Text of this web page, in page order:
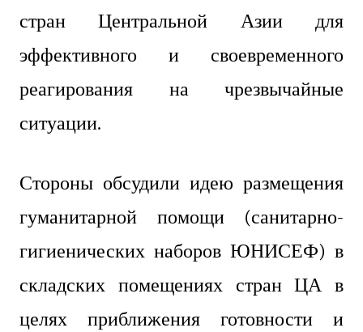
стран Центральной Азии для
эффективного и своевременного
реагирования на чрезвычайные
ситуации.
Стороны обсудили идею размещения
гуманитарной помощи (санитарно-
гигиенических наборов ЮНИСЕФ) в
складских помещениях стран ЦА в
целях приближения готовности и